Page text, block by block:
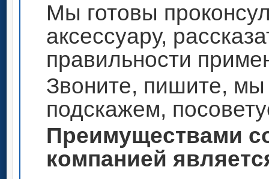
Мы готовы
аксессуару,
правильности
Звоните, пишите, мы
подскажем,
Преимуществами
компанией